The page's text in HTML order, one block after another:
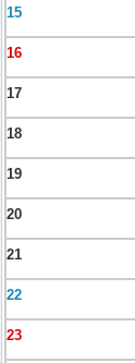
15
16
17
18
19
20
21
22
23